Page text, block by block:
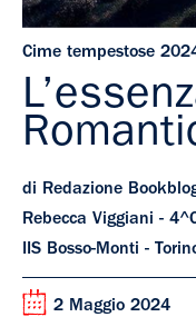
Cime tempestose
di Redazione
Rebecca Viggiani -
IIS Bosso-Monti -
2 Maggio 2024